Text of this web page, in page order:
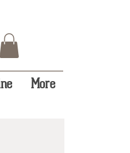
More